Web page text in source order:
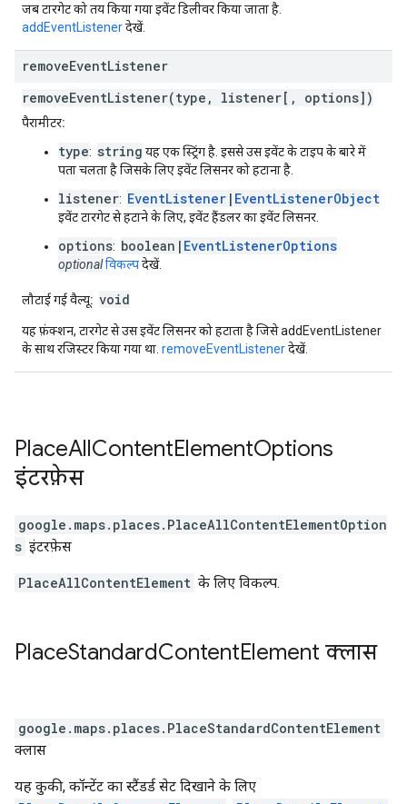
जब टारगेट को तय किया गया इवेंट डिलीवर किया जाता है.
addEventListenerदेखें.
removeEventListener
removeEventListener(type, listener[, options])
पैरामीटर:
type: string यह एक स्ट्रिंग है. इससे उस इवेंट के टाइप के बारे में
पता चलता है जिसके लिए इवेंट लिसनर को हटाना है.
listener: EventListener | EventListenerObject
इवेंट टारगेट से हटाने के लिए, इवेंट हैंडलर का इवेंट लिसनर.
options: boolean| EventListenerOptions
optionalविकल्पदेखें.
लौटाई गई वैल्यू: void
यह फ़ंक्शन, टारगेट से उस इवेंट लिसनर को हटाता है जिसे addEventListener
के साथ रजिस्टर किया गया था. removeEventListenerदेखें.
PlaceAllContentElementOptions
इंटरफ़ेस
google.maps.places. PlaceAllContentElementOption
s इंटरफ़ेस
PlaceAllContentElement के लिए विकल्प.
PlaceStandardContentElement क्लास
google.maps.places. PlaceStandardContentElement
क्लास
यह कुकी, कॉन्टेंट का स्टैंडर्ड सेट दिखाने के लिए